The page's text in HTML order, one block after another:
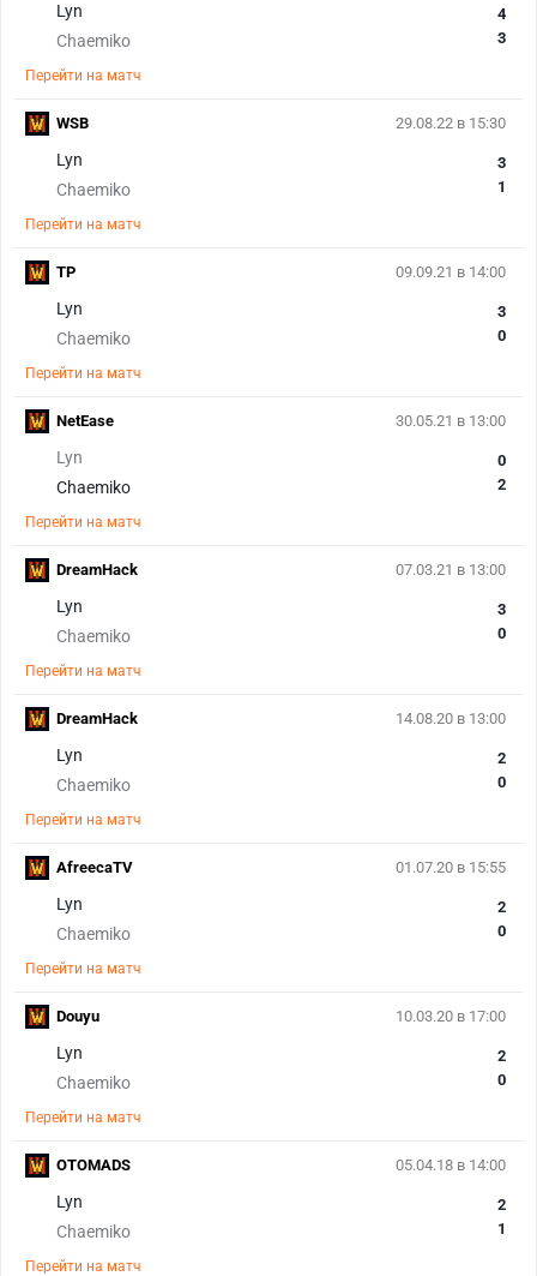
Lyn
Chaemiko
4
3
Перейти на матч
29.08.22 в 15:30
Lyn
Chaemiko
3
1
Перейти на матч
WSB
09.09.21 в 14:00
Lyn
Chaemiko
3
0
Перейти на матч
TP
30.05.21 в 13:00
Lyn
Chaemiko
0
2
Перейти на матч
NetEase
07.03.21 в 13:00
Lyn
Chaemiko
3
0
Перейти на матч
DreamHack
14.08.20 в 13:00
Lyn
Chaemiko
2
0
Перейти на матч
DreamHack
01.07.20 в 15:55
Lyn
Chaemiko
2
0
Перейти на матч
AfreecaTV
10.03.20 в 17:00
Lyn
Chaemiko
2
0
Перейти на матч
Douyu
05.04.18 в 14:00
Lyn
Chaemiko
2
1
Перейти на матч
OTOMADS